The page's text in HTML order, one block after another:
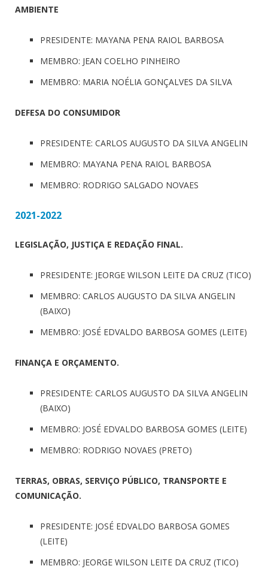
AMBIENTE
PRESIDENTE: MAYANA PENA RAIOL BARBOSA
MEMBRO: JEAN COELHO PINHEIRO
MEMBRO: MARIA NOÉLIA GONÇALVES DA SILVA
DEFESA DO CONSUMIDOR
PRESIDENTE: CARLOS AUGUSTO DA SILVA ANGELIN
MEMBRO: MAYANA PENA RAIOL BARBOSA
MEMBRO: RODRIGO SALGADO NOVAES
2021-2022
LEGISLAÇÃO, JUSTIÇA E REDAÇÃO FINAL.
PRESIDENTE: JEORGE WILSON LEITE DA CRUZ (TICO)
MEMBRO: CARLOS AUGUSTO DA SILVA ANGELIN
(BAIXO)
MEMBRO: JOSÉ EDVALDO BARBOSA GOMES (LEITE)
FINANÇA E ORÇAMENTO.
PRESIDENTE: CARLOS AUGUSTO DA SILVA ANGELIN
(BAIXO)
MEMBRO: JOSÉ EDVALDO BARBOSA GOMES (LEITE)
MEMBRO: RODRIGO NOVAES (PRETO)
TERRAS, OBRAS, SERVIÇO PÚBLICO, TRANSPORTE E
COMUNICAÇÃO.
PRESIDENTE: JOSÉ EDVALDO BARBOSA GOMES
(LEITE)
MEMBRO: JEORGE WILSON LEITE DA CRUZ (TICO)